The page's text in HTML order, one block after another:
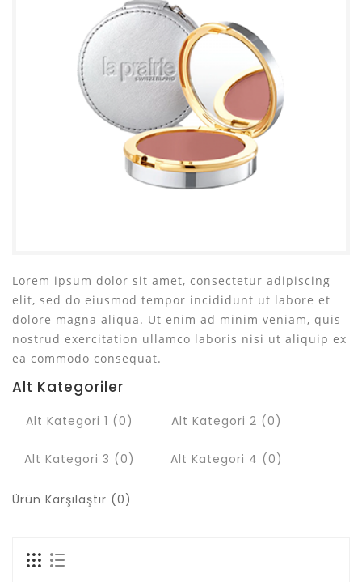
Lorem ipsum dolor sit amet, consectetur adipiscing
elit, sed do eiusmod tempor incididunt ut labore et
dolore magna aliqua. Ut enim ad minim veniam, quis
nostrud exercitation ullamco laboris nisi ut aliquip ex
ea commodo consequat.
Alt Kategoriler
Alt Kategori 1 (0) Alt Kategori 2 (0)
Alt Kategori 3 (0) Alt Kategori 4 (0)
Ürün Karşılaştır (0)